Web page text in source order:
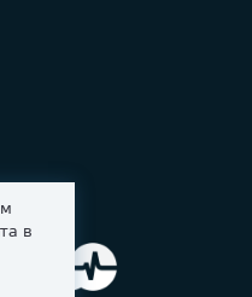
в